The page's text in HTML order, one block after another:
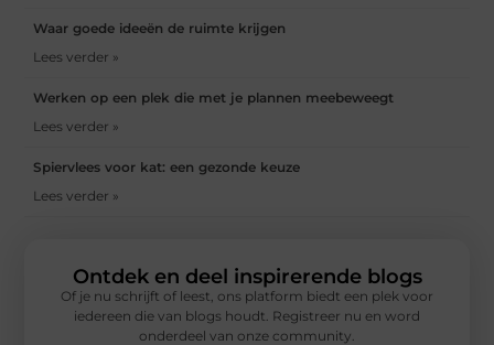
Waar goede ideeën de ruimte krijgen
Lees verder »
Werken op een plek die met je plannen meebeweegt
Lees verder »
Spiervlees voor kat: een gezonde keuze
Lees verder »
Ontdek en deel inspirerende blogs
Of je nu schrijft of leest, ons platform biedt een plek voor
iedereen die van blogs houdt. Registreer nu en word
onderdeel van onze community.